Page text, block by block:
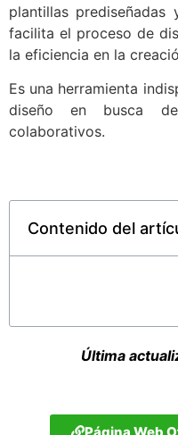
plantillas prediseñadas
facilita el proceso de
la eficiencia en la
Es una herramienta
diseño en busca
colaborativos.
Contenido del
Última